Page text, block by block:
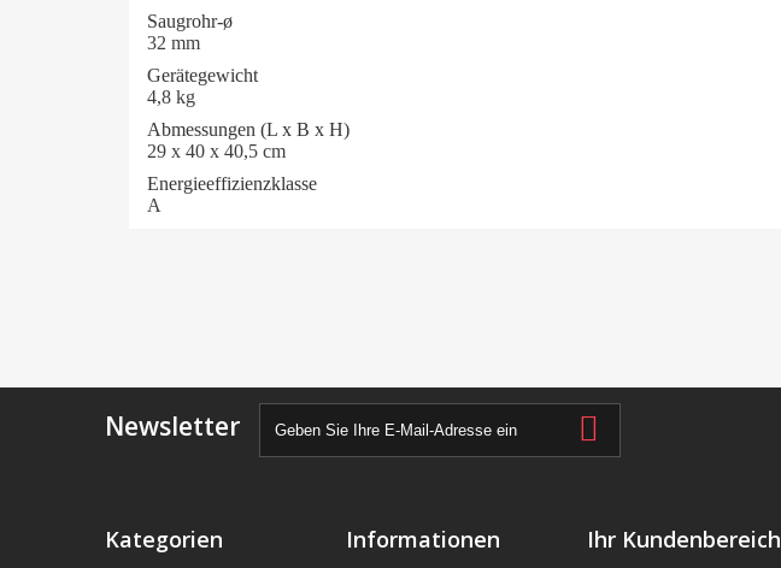
Saugrohr-ø
32 mm
Gerätegewicht
4,8 kg
Abmessungen (L x B x H)
29 x 40 x 40,5 cm
Energieeffizienzklasse
A
Newsletter
Kategorien Informationen Ihr Kundenbereich